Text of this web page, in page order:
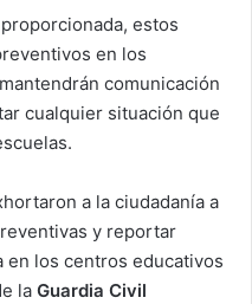
estos
en los
comunicación
cualquier situación que
a la ciudadanía a
y reportar
en los centros educativos
la Guardia Civil